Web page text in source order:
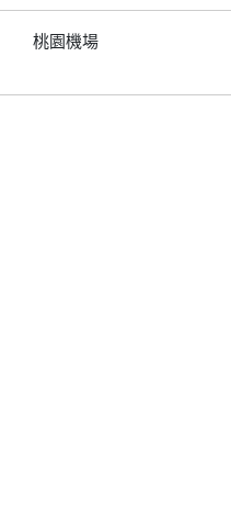
桃園機場